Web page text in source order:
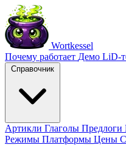
Wortkessel
Почему работает Демо LiD-
Справочник
Артикли Глаголы Предлоги
Режимы Платформы Цены